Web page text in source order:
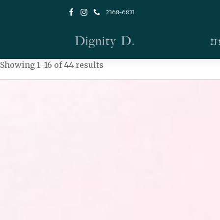
2368-6833
訂
Showing 1–16 of 44 results